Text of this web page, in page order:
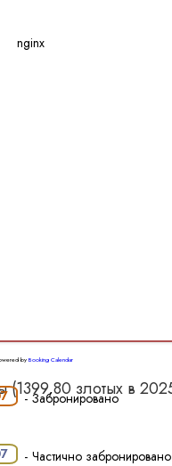
36 месяцев в
подать
в течение
количество дней
злотых в
nginx
by Booking Calendar
- Забронировано
- Частично забронировано